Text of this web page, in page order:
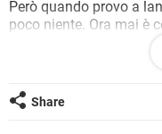
Però quando provo a
poco niente. Ora mai è
connessione 15/20
che funzioni. Qualcuno
buono. Il gestore
tutto. Mi sono posto
Share